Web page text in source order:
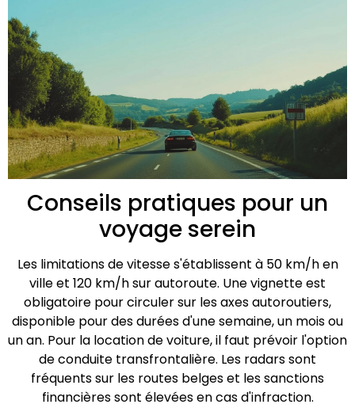
Conseils pratiques pour un
voyage serein
Les limitations de vitesse s'établissent à 50 km/h en
ville et 120 km/h sur autoroute. Une vignette est
obligatoire pour circuler sur les axes autoroutiers,
disponible pour des durées d'une semaine, un mois ou
un an. Pour la location de voiture, il faut prévoir l'option
de conduite transfrontalière. Les radars sont
fréquents sur les routes belges et les sanctions
financières sont élevées en cas d'infraction.